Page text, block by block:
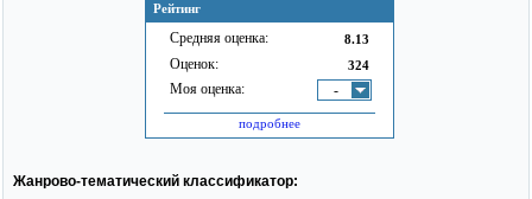
Рейтинг
Средняя оценка: 8.13
Оценок: 324
Моя оценка: -
подробнее
Жанрово-тематический классификатор: